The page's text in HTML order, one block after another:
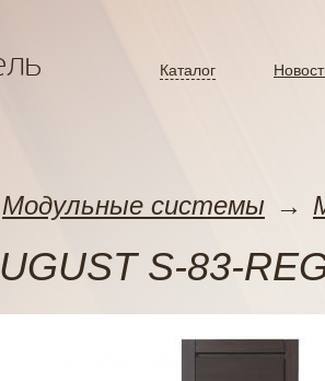
Каталог
Модульные системы →
S-83-